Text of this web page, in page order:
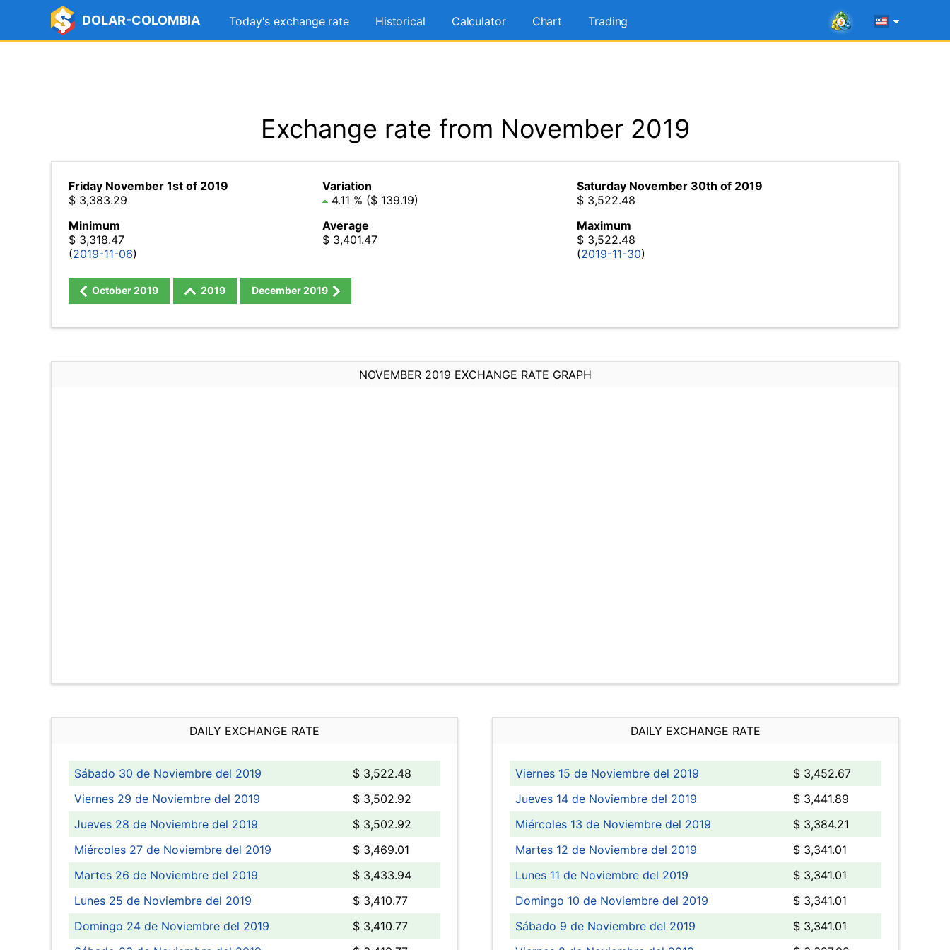
DOLAR-COLOMBIA Today's exchange rate Historical Calculator Chart Trading
Exchange rate from November 2019
Friday November 1st of 2019
$ 3,383.29
Variation
4.11 % ($ 139.19)
Saturday November 30th of 2019
$ 3,522.48
Minimum
$ 3,318.47
(2019-11-06)
Average
$ 3,401.47
Maximum
$ 3,522.48
(2019-11-30)
October2019 2019 December2019
NOVEMBER 2019 EXCHANGE RATE GRAPH
DAILY EXCHANGE RATE
Sábado 30 de Noviembre del 2019
$ 3,522.48
Viernes 29 de Noviembre del 2019
$ 3,502.92
Jueves 28 de Noviembre del 2019
$ 3,502.92
Miércoles 27 de Noviembre del 2019
$ 3,469.01
Martes 26 de Noviembre del 2019
$ 3,433.94
Lunes 25 de Noviembre del 2019
$ 3,410.77
Domingo 24 de Noviembre del 2019
$ 3,410.77
DAILY EXCHANGE RATE
Viernes 15 de Noviembre del 2019
$ 3,452.67
Jueves 14 de Noviembre del 2019
$ 3,441.89
Miércoles 13 de Noviembre del 2019
$ 3,384.21
Martes 12 de Noviembre del 2019
$ 3,341.01
Lunes 11 de Noviembre del 2019
$ 3,341.01
Domingo 10 de Noviembre del 2019
$ 3,341.01
Sábado 9 de Noviembre del 2019
$ 3,341.01